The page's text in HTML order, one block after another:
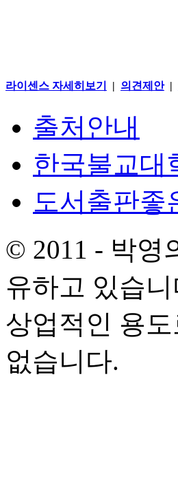
라이센스 자세히보기 | 의견제안|
출처안내
한국불교대
도서출판좋
© 2011 - 박영
유하고 있습니
상업적인 용
없습니다.